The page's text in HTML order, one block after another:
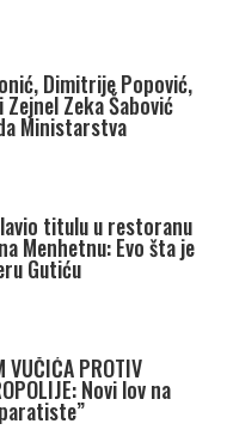
Dimitrije Popović,
Zejnel Zeka Šabović
Ministarstva
titulu u restoranu
Menhetnu: Evo šta je
Gutiću
VUČIĆA PROTIV
Novi lov na